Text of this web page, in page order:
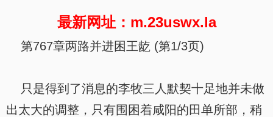
最新网址：m.23uswx.la
第767章两路并进困王龁 (第1/3页)
只是得到了消息的李牧三人默契十足地并未做
出太大的调整，只有围困着咸阳的田单所部，稍